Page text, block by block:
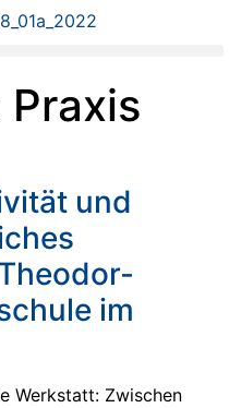
und
im
Werkstatt: Zwischen